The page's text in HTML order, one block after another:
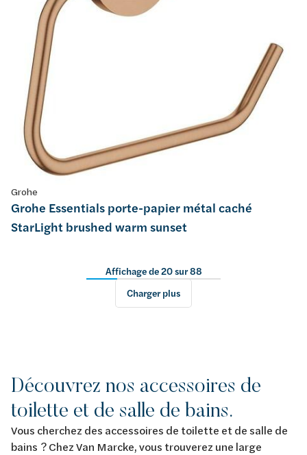
Grohe
Grohe Essentials porte-papier métal caché
StarLight brushed warm sunset
Affichage de 20 sur 88
Charger plus
Découvrez nos accessoires de
toilette et de salle de bains.
Vous cherchez des accessoires de toilette et de salle de
bains ? Chez Van Marcke, vous trouverez une large